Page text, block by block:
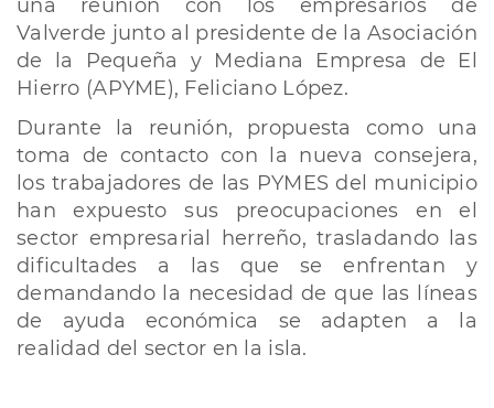
Hierro
refuerza
su
compromiso
con
el
tejido
empresarial
de
Valverde
en
un
encuentro
con
APYME
una reunión con los empresarios de
Valverde junto al presidente de la Asociación
de la Pequeña y Mediana Empresa de El
Hierro (APYME), Feliciano López.
Durante la reunión, propuesta como una
toma de contacto con la nueva consejera,
los trabajadores de las PYMES del municipio
han expuesto sus preocupaciones en el
sector empresarial herreño, trasladando las
dificultades a las que se enfrentan y
demandando la necesidad de que las líneas
de ayuda económica se adapten a la
realidad del sector en la isla.